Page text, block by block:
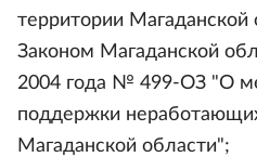
территории Магаданской
Законом Магаданской
2004 года № 499-ОЗ "О
поддержки
Магаданской области";